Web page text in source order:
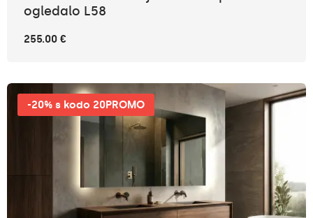
ogledalo L58
255.00 €
-20% s kodo 20PROMO